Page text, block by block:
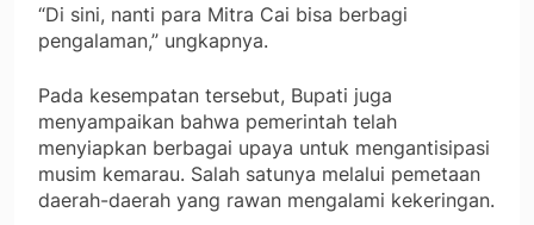
“Di sini, nanti para Mitra Cai bisa berbagi
pengalaman,” ungkapnya.
Pada kesempatan tersebut, Bupati juga
menyampaikan bahwa pemerintah telah
menyiapkan berbagai upaya untuk mengantisipasi
musim kemarau. Salah satunya melalui pemetaan
daerah-daerah yang rawan mengalami kekeringan.